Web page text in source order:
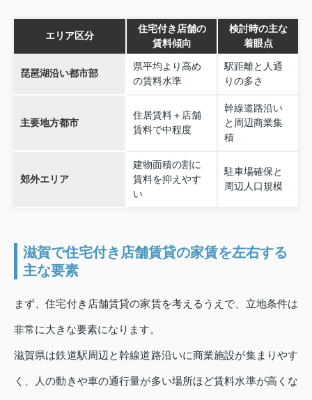
エリア区分
住宅付き店舗の
賃料傾向
検討時の主な
着眼点
琵琶湖沿い都市部
県平均より高め
の賃料水準
駅距離と人通
りの多さ
主要地方都市
住居賃料＋店舗
賃料で中程度
幹線道路沿い
と周辺商業集
積
郊外エリア
建物面積の割に
賃料を抑えやす
い
駐車場確保と
周辺人口規模
滋賀で住宅付き店舗賃貸の家賃を左右する
主な要素
まず、住宅付き店舗賃貸の家賃を考えるうえで、立地条件は
非常に大きな要素になります。
滋賀県は鉄道駅周辺と幹線道路沿いに商業施設が集まりやす
く、人の動きや車の通行量が多い場所ほど賃料水準が高くな